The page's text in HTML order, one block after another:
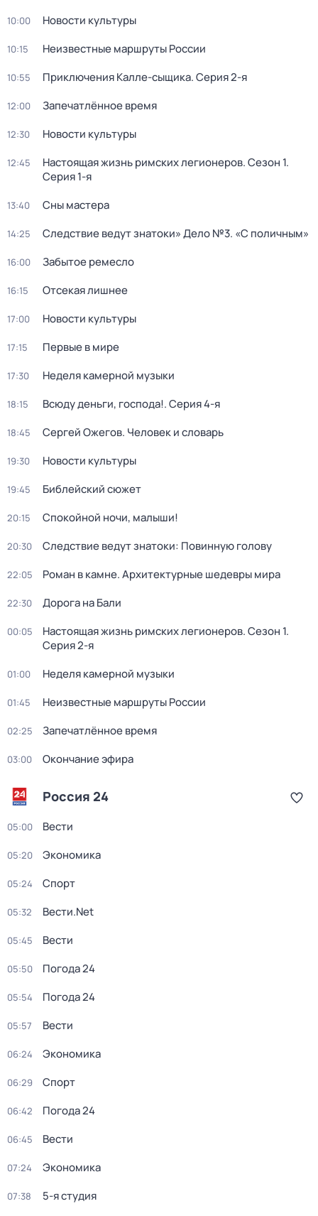
10:00 Новости культуры
10:15 Неизвестные маршруты России
10:55 Приключения Калле-сыщика. Серия 2-я
12:00 Запечатлённое время
12:30 Новости культуры
12:45 Настоящая жизнь римских легионеров. Сезон 1.
Серия 1-я
13:40 Сны мастера
14:25 Следствие ведут знатоки» Дело №3. «С поличным»
16:00 Забытое ремесло
16:15 Отсекая лишнее
17:00 Новости культуры
17:15 Первые в мире
17:30 Неделя камерной музыки
18:15 Всюду деньги, господа!. Серия 4-я
18:45 Сергей Ожегов. Человек и словарь
19:30 Новости культуры
19:45 Библейский сюжет
20:15 Спокойной ночи, малыши!
20:30 Следствие ведут знатоки: Повинную голову
22:05 Роман в камне. Архитектурные шедевры мира
22:30 Дорога на Бали
00:05 Настоящая жизнь римских легионеров. Сезон 1.
Серия 2-я
01:00 Неделя камерной музыки
01:45 Неизвестные маршруты России
02:25 Запечатлённое время
03:00 Окончание эфира
Россия 24
05:00 Вести
05:20 Экономика
05:24 Спорт
05:32 Вести.Net
05:45 Вести
05:50 Погода 24
05:54 Погода 24
05:57 Вести
06:24 Экономика
06:29 Спорт
06:42 Погода 24
06:45 Вести
07:24 Экономика
07:38 5-я студия